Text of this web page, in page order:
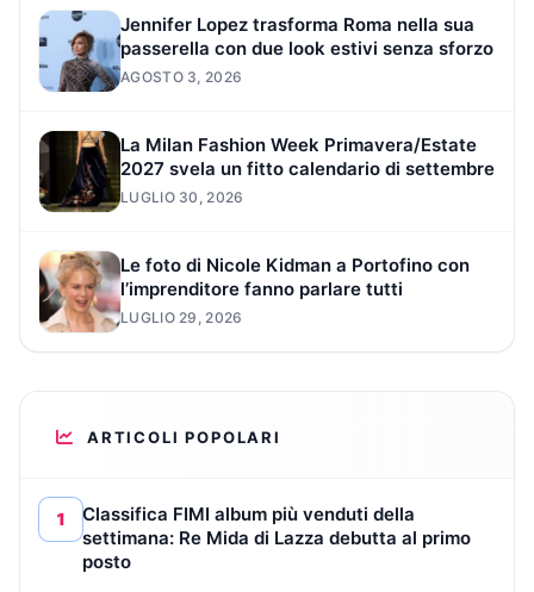
Jennifer Lopez trasforma Roma nella sua
passerella con due look estivi senza sforzo
AGOSTO 3, 2026
La Milan Fashion Week Primavera/Estate
2027 svela un fitto calendario di settembre
LUGLIO 30, 2026
Le foto di Nicole Kidman a Portofino con
l’imprenditore fanno parlare tutti
LUGLIO 29, 2026
ARTICOLI POPOLARI
1
Classifica FIMI album più venduti della
settimana: Re Mida di Lazza debutta al primo
posto